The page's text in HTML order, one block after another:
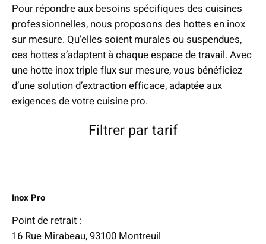
Pour répondre aux besoins spécifiques des cuisines
professionnelles, nous proposons des hottes en inox
sur mesure. Qu’elles soient murales ou suspendues,
ces hottes s’adaptent à chaque espace de travail. Avec
une hotte inox triple flux sur mesure, vous bénéficiez
d’une solution d’extraction efficace, adaptée aux
exigences de votre cuisine pro.
Filtrer par tarif
Inox Pro
Point de retrait :
16 Rue Mirabeau, 93100 Montreuil